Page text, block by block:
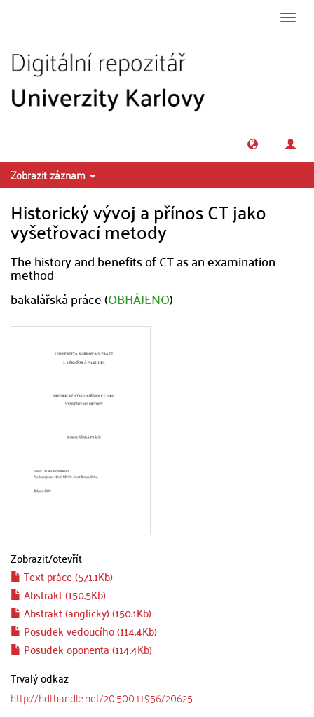
Zobrazit záznam
Historický vývoj a přínos CT jako
vyšetřovací metody
The history and benefits of CT as an examination
method
bakalářská práce (OBHÁJENO)
Zobrazit/otevřít
Text práce (571.1Kb)
Abstrakt (150.5Kb)
Abstrakt (anglicky) (150.1Kb)
Posudek vedoucího (114.4Kb)
Posudek oponenta (114.4Kb)
Trvalý odkaz
http://hdl.handle.net/20.500.11956/20625